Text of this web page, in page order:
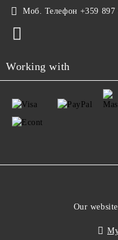
Моб. Телефон +359 897
Working with
Our